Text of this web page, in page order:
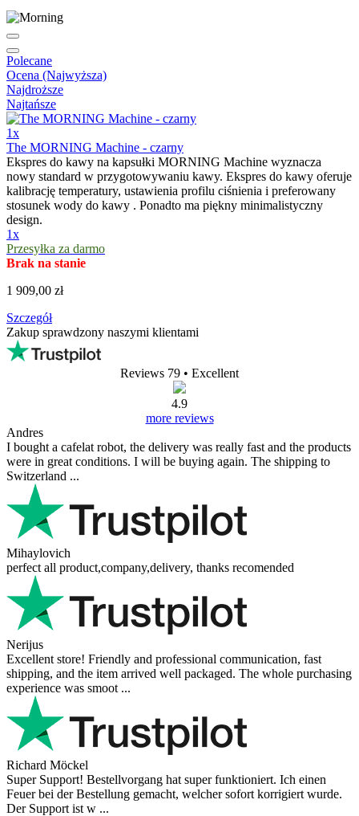
Polecane
Ocena (Najwyższa)
Najdroższe
Najtańsze
1x
The MORNING Machine - czarny
Ekspres do kawy na kapsułki MORNING Machine wyznacza
nowy standard w przygotowywaniu kawy. Ekspres do kawy oferuje
kalibrację temperatury, ustawienia profilu ciśnienia i preferowany
stosunek wody do kawy . Ponadto ma piękny minimalistyczny
design.
1x
Przesyłka za darmo
Brak na stanie
1 909,00 zł
Szczegół
Zakup sprawdzony naszymi klientami
Reviews 79 • Excellent
4.9
more reviews
Andres
I bought a cafelat robot, the delivery was really fast and the products
were in great conditions. I will be buying again. The shipping to
Switzerland ...
Mihaylovich
perfect all product,company,delivery, thanks recomended
Nerijus
Excellent store! Friendly and professional communication, fast
shipping, and the item arrived well packaged. The whole purchasing
experience was smoot ...
Richard Möckel
Super Support! Bestellvorgang hat super funktioniert. Ich einen
Feuer bei der Bestellung gemacht, welcher sofort korrigiert wurde.
Der Support ist w ...